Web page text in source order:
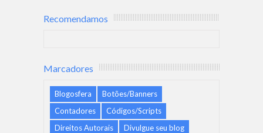
Recomendamos
Marcadores
Blogosfera
Botões/Banners
Contadores
Códigos/Scripts
Direitos Autorais
Divulgue seu blog